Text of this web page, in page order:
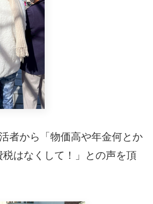
者から「物価高や年金何とか
税はなくして！」との声を頂